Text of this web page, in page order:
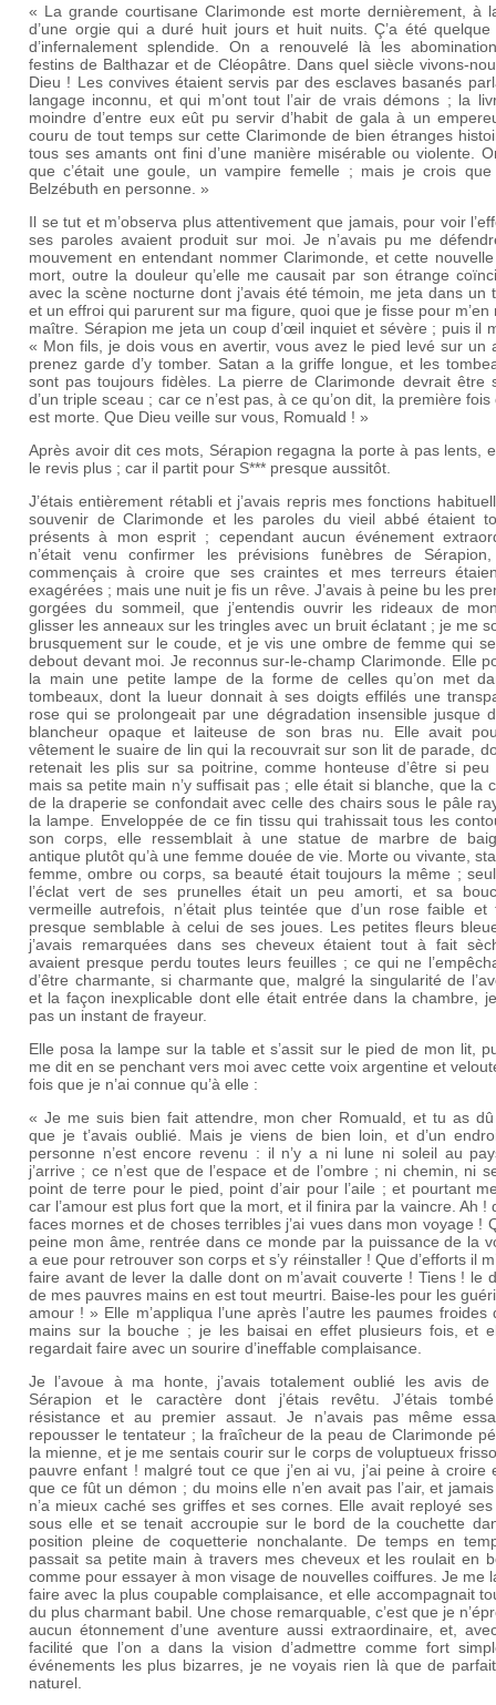
« La grande courtisane Clarimonde est morte dernièrement, à
d’une orgie qui a duré huit jours et huit nuits. Ç’a été quelque
d’infernalement splendide. On a renouvelé là les
festins de Balthazar et de Cléopâtre. Dans quel siècle vivons-
Dieu ! Les convives étaient servis par des esclaves basanés
langage inconnu, et qui m’ont tout l’air de vrais démons ; la
moindre d’entre eux eût pu servir d’habit de gala à un
couru de tout temps sur cette Clarimonde de bien étranges
tous ses amants ont fini d’une manière misérable ou violente.
que c’était une goule, un vampire femelle ; mais je crois que
Belzébuth en personne. »
Il se tut et m’observa plus attentivement que jamais, pour voir
ses paroles avaient produit sur moi. Je n’avais pu me
mouvement en entendant nommer Clarimonde, et cette
mort, outre la douleur qu’elle me causait par son étrange
avec la scène nocturne dont j’avais été témoin, me jeta dans un
et un effroi qui parurent sur ma figure, quoi que je fisse pour m’en
maître. Sérapion me jeta un coup d’œil inquiet et sévère ; puis il
« Mon fils, je dois vous en avertir, vous avez le pied levé sur un
prenez garde d’y tomber. Satan a la griffe longue, et les
sont pas toujours fidèles. La pierre de Clarimonde devrait être
d’un triple sceau ; car ce n’est pas, à ce qu’on dit, la première fois
est morte. Que Dieu veille sur vous, Romuald ! »
Après avoir dit ces mots, Sérapion regagna la porte à pas lents,
le revis plus ; car il partit pour S*** presque aussitôt.
J’étais entièrement rétabli et j’avais repris mes fonctions
souvenir de Clarimonde et les paroles du vieil abbé étaient
présents à mon esprit ; cependant aucun événement
n’était venu confirmer les prévisions funèbres de
commençais à croire que ses craintes et mes terreurs
exagérées ; mais une nuit je fis un rêve. J’avais à peine bu les
gorgées du sommeil, que j’entendis ouvrir les rideaux de
glisser les anneaux sur les tringles avec un bruit éclatant ; je me
brusquement sur le coude, et je vis une ombre de femme qui
debout devant moi. Je reconnus sur-le-champ Clarimonde. Elle
la main une petite lampe de la forme de celles qu’on met
tombeaux, dont la lueur donnait à ses doigts effilés une
rose qui se prolongeait par une dégradation insensible jusque
blancheur opaque et laiteuse de son bras nu. Elle avait
vêtement le suaire de lin qui la recouvrait sur son lit de parade,
retenait les plis sur sa poitrine, comme honteuse d’être si peu
mais sa petite main n’y suffisait pas ; elle était si blanche, que la
de la draperie se confondait avec celle des chairs sous le pâle
la lampe. Enveloppée de ce fin tissu qui trahissait tous les
son corps, elle ressemblait à une statue de marbre de
antique plutôt qu’à une femme douée de vie. Morte ou vivante,
femme, ombre ou corps, sa beauté était toujours la même ;
l’éclat vert de ses prunelles était un peu amorti, et sa
vermeille autrefois, n’était plus teintée que d’un rose faible et
presque semblable à celui de ses joues. Les petites fleurs
j’avais remarquées dans ses cheveux étaient tout à fait
avaient presque perdu toutes leurs feuilles ; ce qui ne
d’être charmante, si charmante que, malgré la singularité de
et la façon inexplicable dont elle était entrée dans la chambre, je
pas un instant de frayeur.
Elle posa la lampe sur la table et s’assit sur le pied de mon lit,
me dit en se penchant vers moi avec cette voix argentine et
fois que je n’ai connue qu’à elle :
« Je me suis bien fait attendre, mon cher Romuald, et tu as
que je t’avais oublié. Mais je viens de bien loin, et d’un
personne n’est encore revenu : il n’y a ni lune ni soleil au
j’arrive ; ce n’est que de l’espace et de l’ombre ; ni chemin, ni
point de terre pour le pied, point d’air pour l’aile ; et pourtant
car l’amour est plus fort que la mort, et il finira par la vaincre. Ah !
faces mornes et de choses terribles j’ai vues dans mon voyage !
peine mon âme, rentrée dans ce monde par la puissance de la
a eue pour retrouver son corps et s’y réinstaller ! Que d’efforts il
faire avant de lever la dalle dont on m’avait couverte ! Tiens ! le
de mes pauvres mains en est tout meurtri. Baise-les pour les
amour ! » Elle m’appliqua l’une après l’autre les paumes froides
mains sur la bouche ; je les baisai en effet plusieurs fois, et
regardait faire avec un sourire d’ineffable complaisance.
Je l’avoue à ma honte, j’avais totalement oublié les avis de
Sérapion et le caractère dont j’étais revêtu. J’étais
résistance et au premier assaut. Je n’avais pas même
repousser le tentateur ; la fraîcheur de la peau de Clarimonde
la mienne, et je me sentais courir sur le corps de voluptueux
pauvre enfant ! malgré tout ce que j’en ai vu, j’ai peine à croire
que ce fût un démon ; du moins elle n’en avait pas l’air, et
n’a mieux caché ses griffes et ses cornes. Elle avait reployé
sous elle et se tenait accroupie sur le bord de la couchette
position pleine de coquetterie nonchalante. De temps en
passait sa petite main à travers mes cheveux et les roulait en
comme pour essayer à mon visage de nouvelles coiffures. Je me
faire avec la plus coupable complaisance, et elle accompagnait
du plus charmant babil. Une chose remarquable, c’est que je
aucun étonnement d’une aventure aussi extraordinaire, et,
facilité que l’on a dans la vision d’admettre comme fort
événements les plus bizarres, je ne voyais rien là que de
naturel.